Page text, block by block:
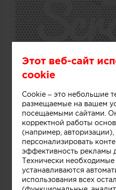
Этот веб-сайт
cookie
Cookie – это небольшие
размещаемые на вашем
посещаемыми сайтами.
корректной работы
(например,
персонализировать
эффективность рекламы
Технически
устанавливаются
использования всех